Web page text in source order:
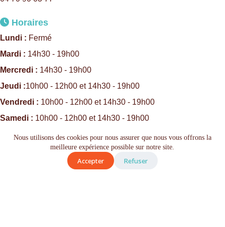
Nous utilisons des cookies pour nous assurer que nous vous offrons la
meilleure expérience possible sur notre site.
Accepter Refuser
Horaires
Lundi : Fermé
Mardi : 14h30 - 19h00
Mercredi : 14h30 - 19h00
Jeudi :10h00 - 12h00 et 14h30 - 19h00
Vendredi : 10h00 - 12h00 et 14h30 - 19h00
Samedi : 10h00 - 12h00 et 14h30 - 19h00
Dimanche :
Fermé